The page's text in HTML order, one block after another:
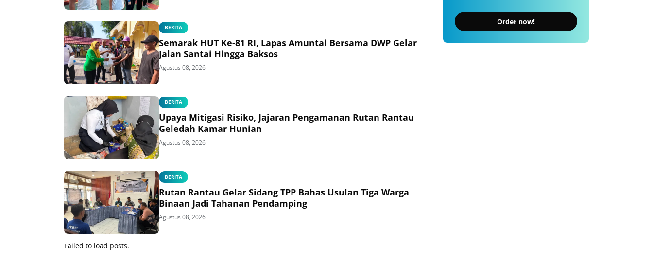
BERITA
Semarak HUT Ke-81 RI, Lapas Amuntai Bersama DWP Gelar
Jalan Santai Hingga Baksos
Agustus 08, 2026
BERITA
Upaya Mitigasi Risiko, Jajaran Pengamanan Rutan Rantau
Geledah Kamar Hunian
Agustus 08, 2026
BERITA
Rutan Rantau Gelar Sidang TPP Bahas Usulan Tiga Warga
Binaan Jadi Tahanan Pendamping
Agustus 08, 2026
Failed to load posts.
Order now!